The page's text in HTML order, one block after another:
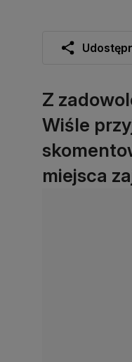
Z
Wiśle
miejsca